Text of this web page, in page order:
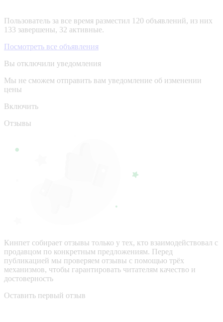
Пользователь за все время разместил 120 объявлений, из них
133 завершены, 32 активные.
Посмотреть все объявления
Вы отключили уведомления
Мы не сможем отправить вам уведомление об изменении
цены
Включить
Отзывы
Кинпет собирает отзывы только у тех, кто взаимодействовал с
продавцом по конкретным предложениям. Перед
публикацией мы проверяем отзывы с помощью трёх
механизмов, чтобы гарантировать читателям качество и
достоверность
Оставить первый отзыв